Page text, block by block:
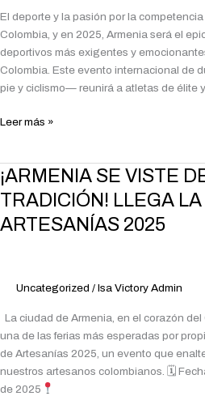
El deporte y la pasión por la
Colombia, y en 2025, Armenia será el
deportivos más exigentes y
Colombia. Este evento internacional de
pie y ciclismo— reunirá a atletas de élite
HOSPITALIDAD
BOUTIQUE
Leer más »
¡ARMENIA SE VISTE
TRADICIÓN! LLEGA
ARTESANÍAS 2025
Uncategorized / Isa Victory Admin
La ciudad de Armenia, en el corazón
una de las ferias más esperadas por
de Artesanías 2025, un evento que
nuestros artesanos colombianos. 🗓
de 2025
¡ARMENIA
SE
VISTE
DE
LLEGA
LA
XI
EXPOSICIÓN
ARTESANÍAS
2025